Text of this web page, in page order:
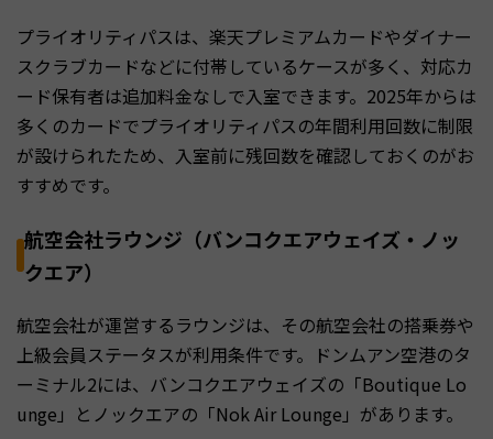
プライオリティパスは、楽天プレミアムカードやダイナー
スクラブカードなどに付帯しているケースが多く、対応カ
ード保有者は追加料金なしで入室できます。2025年からは
多くのカードでプライオリティパスの年間利用回数に制限
が設けられたため、入室前に残回数を確認しておくのがお
すすめです。
航空会社ラウンジ（バンコクエアウェイズ・ノッ
クエア）
航空会社が運営するラウンジは、その航空会社の搭乗券や
上級会員ステータスが利用条件です。ドンムアン空港のタ
ーミナル2には、バンコクエアウェイズの「Boutique Lo
unge」とノックエアの「Nok Air Lounge」があります。